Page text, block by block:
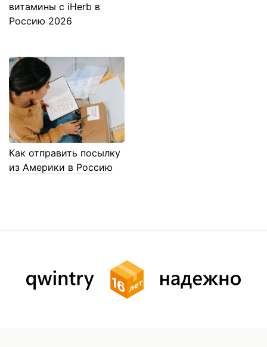
витамины с iHerb в
Россию 2026
Как отправить посылку
из Америки в Россию